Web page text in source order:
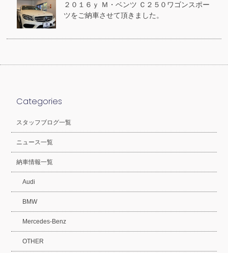
プライバシーポリシー スタッフblog
２０１６ｙ Ｍ・ベンツ Ｃ２５０ワゴンスポー
ツをご納車させて頂きました。
Categories
スタッフブログ一覧
ニュース一覧
納車情報一覧
Audi
BMW
Mercedes-Benz
OTHER